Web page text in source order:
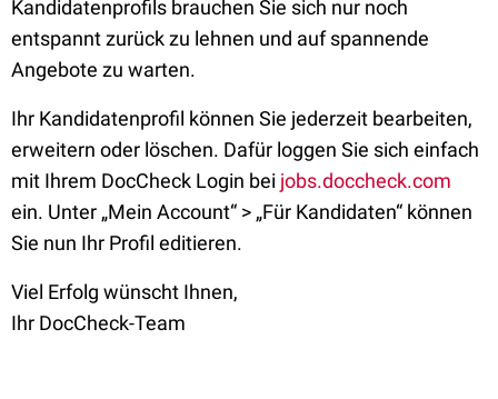
Kandidatenprofils brauchen Sie sich nur noch
entspannt zurück zu lehnen und auf spannende
Angebote zu warten.
Ihr Kandidatenprofil können Sie jederzeit bearbeiten,
erweitern oder löschen. Dafür loggen Sie sich einfach
mit Ihrem DocCheck Login bei jobs.doccheck.com
ein. Unter „Mein Account“ > „Für Kandidaten“ können
Sie nun Ihr Profil editieren.
Viel Erfolg wünscht Ihnen,
Ihr DocCheck-Team